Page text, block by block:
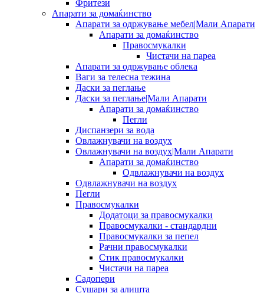
Фритези
Апарати за домаќинство
Апарати за одржување мебел|Мали Апарати
Апарати за домаќинство
Правосмукалки
Чистачи на пареа
Апарати за одржување облека
Ваги за телесна тежина
Даски за пеглање
Даски за пеглање|Мали Апарати
Апарати за домаќинство
Пегли
Диспанзери за вода
Овлажнувачи на воздух
Овлажнувачи на воздух|Мали Апарати
Апарати за домаќинство
Одвлажнувачи на воздух
Одвлажнувачи на воздух
Пегли
Правосмукалки
Додатоци за правосмукалки
Правосмукалки - стандардни
Правосмукалки за пепел
Рачни правосмукалки
Стик правосмукалки
Чистачи на пареа
Садопери
Сушари за алишта